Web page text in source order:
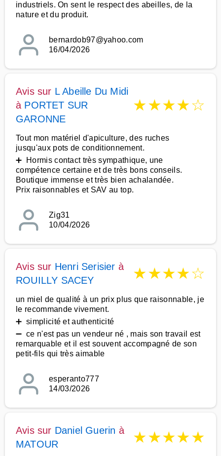
industriels. On sent le respect des abeilles, de la
nature et du produit.
bernardob97@yahoo.com
16/04/2026
Avis sur L Abeille Du Midi
à PORTET SUR
GARONNE
★★★★☆
Tout mon matériel d'apiculture, des ruches
jusqu'aux pots de conditionnement.
➕ Hormis contact très sympathique, une
compétence certaine et de très bons conseils.
Boutique immense et très bien achalandée.
Prix raisonnables et SAV au top.
Zig31
10/04/2026
Avis sur Henri Serisier à
ROUILLY SACEY
★★★★☆
un miel de qualité à un prix plus que raisonnable, je
le recommande vivement.
➕ simplicité et authenticité
➖ ce n'est pas un vendeur né , mais son travail est
remarquable et il est souvent accompagné de son
petit-fils qui très aimable
esperanto777
14/03/2026
Avis sur Daniel Guerin à
MATOUR
★★★★★